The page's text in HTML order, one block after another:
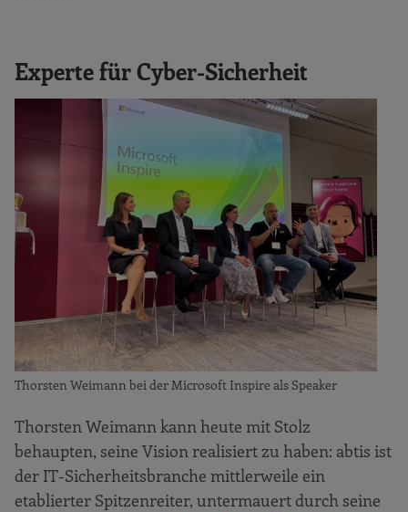
Experte für Cyber-Sicherheit
Thorsten Weimann bei der Microsoft Inspire als Speaker
Thorsten Weimann kann heute mit Stolz
behaupten, seine Vision realisiert zu haben: abtis ist
der IT-Sicherheitsbranche mittlerweile ein
etablierter Spitzenreiter, untermauert durch seine